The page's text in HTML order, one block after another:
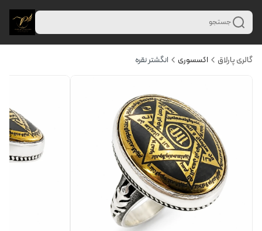
جستجو
گالری پارلاق اکسسوری انگشتر نقره